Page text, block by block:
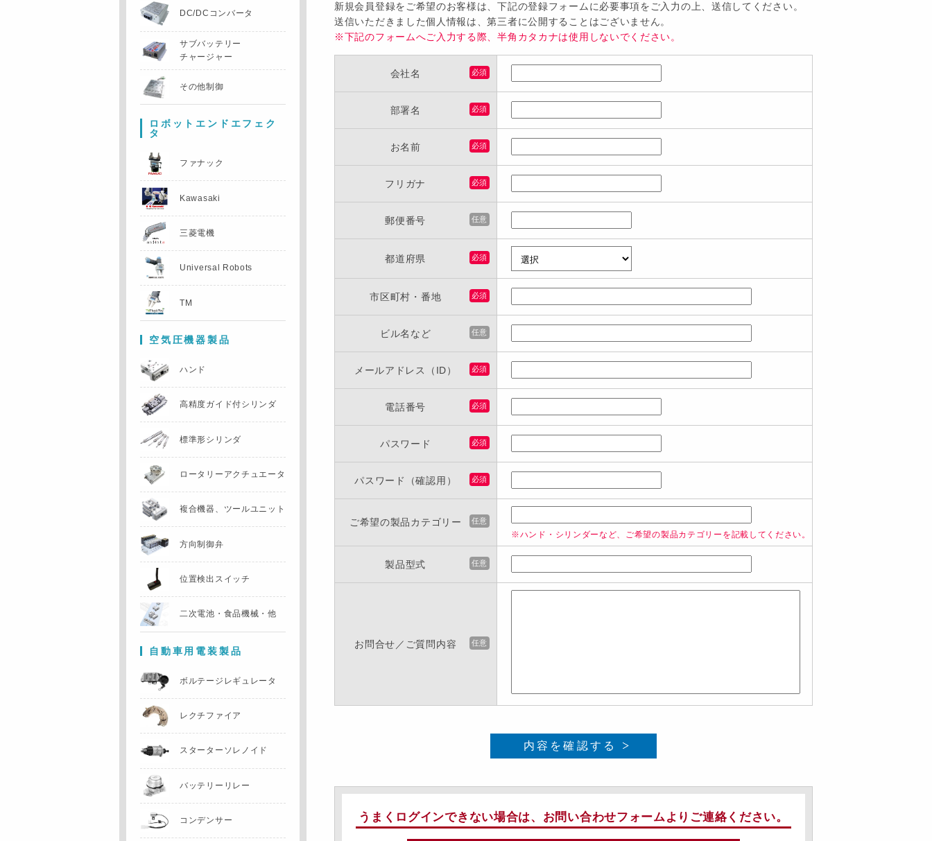
新規会員登録をご希望のお客様は、下記の登録フォームに必要事項をご入力の上、送信してください。
送信いただきました個人情報は、第三者に公開することはございません。
※下記のフォームへご入力する際、半角カタカナは使用しないでください。
会社名 必須
部署名 必須
お名前 必須
フリガナ 必須
郵便番号 任意
都道府県 必須
市区町村・番地 必須
ビル名など 任意
メールアドレス（ID） 必須
電話番号 必須
パスワード 必須
パスワード（確認用） 必須
ご希望の製品カテゴリー 任意
※ハンド・シリンダーなど、ご希望の製品カテゴリーを記載してください。
製品型式 任意
お問合せ／ご質問内容 任意
内容を確認する
うまくログインできない場合は、お問い合わせフォームよりご連絡ください。
DC/DCコンバータ
サブバッテリー
チャージャー
その他制御
ロボットエンドエフェク
タ
ファナック
Kawasaki
三菱電機
Universal Robots
TM
空気圧機器製品
ハンド
高精度ガイド付シリンダ
標準形シリンダ
ロータリー アクチュエータ
複合機器、 ツールユニット
方向制御弁
位置検出スイッチ
二次電池・食品機械・他
自動車用電装製品
ボルテージレギュレータ
レクチファイア
スターターソレノイド
バッテリーリレー
コンデンサー